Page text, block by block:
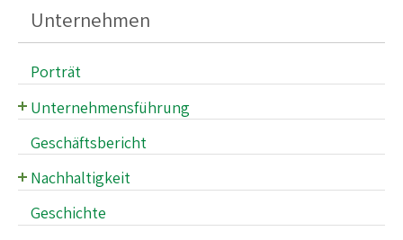
Unternehmen
Porträt
Unternehmensführung
Verwaltungsrat
Geschäftsleitung
Geschäftsbericht
Nachhaltigkeit
Fahrgastsicherheit und -gesundheit
Geschichte